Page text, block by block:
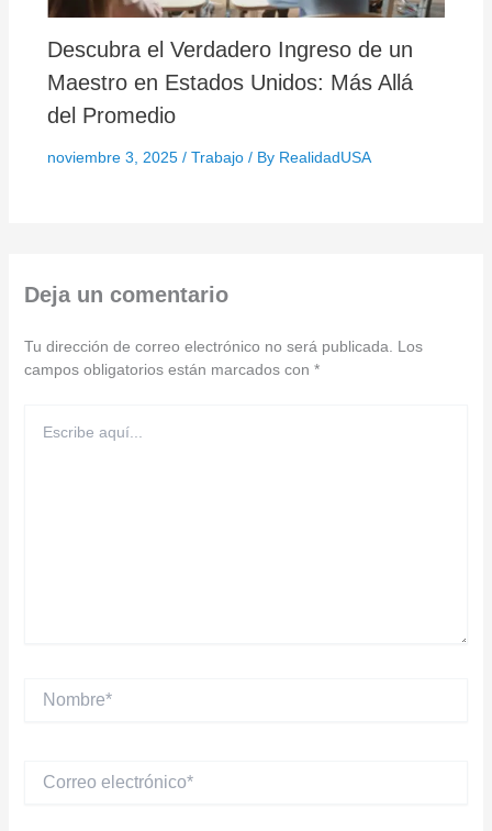
Descubra el Verdadero Ingreso de un
Maestro en Estados Unidos: Más Allá
del Promedio
noviembre 3, 2025 / Trabajo/ By RealidadUSA
Deja un comentario
Tu dirección de correo electrónico no será publicada.
Los
campos obligatorios están marcados con *
aquí...
electrónico*